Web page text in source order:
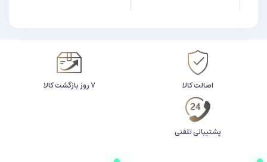
اصالت کالا ۷ روز بازگشت کالا
پشتیبانی تلفنی